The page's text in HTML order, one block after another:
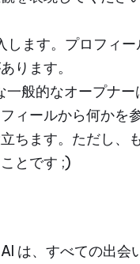
ます。プロフィー
ります。
般的なオープナ
ィールから何かを参
ちます。ただし、
とです ;)
は、すべての出会